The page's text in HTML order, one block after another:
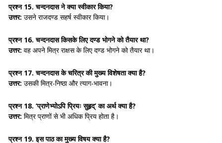
प्रश्न 15. चन्दनदास ने क्या स्वीकार किया?
उत्तर: उसने राजदण्ड सहर्ष स्वीकार किया।
प्रश्न 16. चन्दनदास किसके लिए दण्ड भोगने को तैयार था?
उत्तर: वह अपने मित्र राक्षसके लिए दण्ड भोगने को तैयार था।
प्रश्न 17. चन्दनदास के चरित्र की मुख्य विशेषता क्या है?
उत्तर: उसकीमित्र-निष्ठा और त्याग-भावना।
प्रश्न 18. ‘प्राणेभ्योऽपि प्रियः सुहृद्’ का अर्थ क्या है?
उत्तर: मित्रप्राणों से भी अधिक प्रिय होता है।
प्रश्न 19. इस पाठ का मुख्य विषय क्या है?